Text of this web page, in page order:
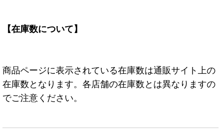
【在庫数について】
商品ページに表示されている在庫数は通販サイト上の
在庫数となります。各店舗の在庫数とは異なりますの
でご注意ください。